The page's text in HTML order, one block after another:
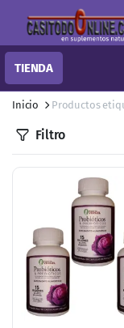
TIENDA
Inicio Productos
Filtro